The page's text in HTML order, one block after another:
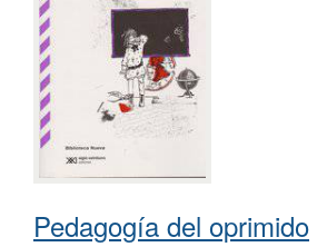
Pedagogía del oprimido